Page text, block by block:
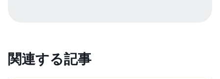
関連する記事